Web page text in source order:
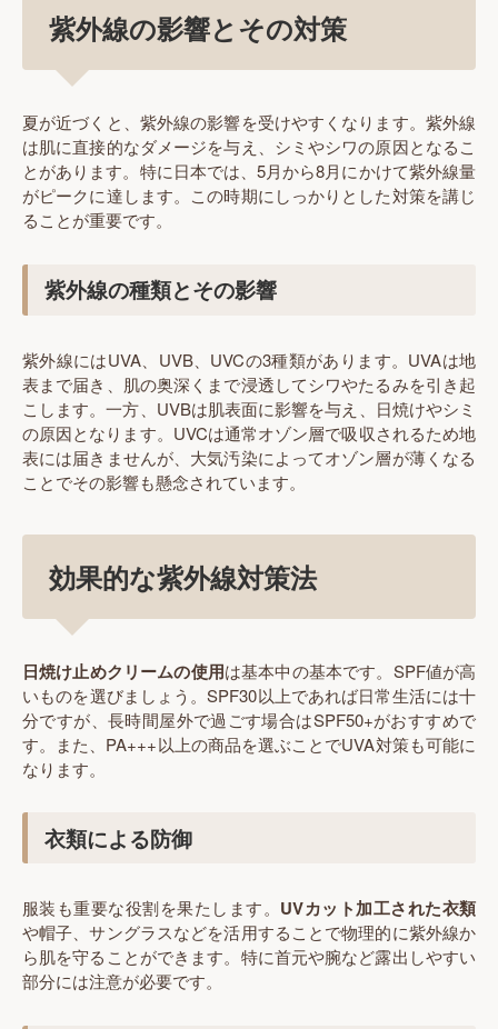
紫外線の影響とその対策
夏が近づくと、紫外線の影響を受けやすくなります。紫外線
は肌に直接的なダメージを与え、シミやシワの原因となるこ
とがあります。特に日本では、5月から8月にかけて紫外線量
がピークに達します。この時期にしっかりとした対策を講じ
ることが重要です。
紫外線の種類とその影響
紫外線にはUVA、UVB、UVCの3種類があります。UVAは地
表まで届き、肌の奥深くまで浸透してシワやたるみを引き起
こします。一方、UVBは肌表面に影響を与え、日焼けやシミ
の原因となります。UVCは通常オゾン層で吸収されるため地
表には届きませんが、大気汚染によってオゾン層が薄くなる
ことでその影響も懸念されています。
効果的な紫外線対策法
日焼け止めクリームの使用は基本中の基本です。SPF値が高
いものを選びましょう。SPF30以上であれば日常生活には十
分ですが、長時間屋外で過ごす場合はSPF50+がおすすめで
す。また、PA+++以上の商品を選ぶことでUVA対策も可能に
なります。
衣類による防御
服装も重要な役割を果たします。 UVカット加工された衣類
や帽子、サングラスなどを活用することで物理的に紫外線か
ら肌を守ることができます。特に首元や腕など露出しやすい
部分には注意が必要です。